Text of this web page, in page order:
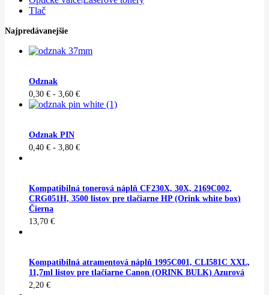
Tlač
Najpredávanejšie
Odznak
0,30 € - 3,60 €
Odznak PIN
0,40 € - 3,80 €
Kompatibilná tonerová náplň CF230X, 30X, 2169C002,
CRG051H, 3500 listov pre tlačiarne HP (Orink white box)
Čierna
13,70 €
Kompatibilná atramentová náplň 1995C001, CLI581C XXL,
11,7ml listov pre tlačiarne Canon (ORINK BULK) Azurová
2,20 €